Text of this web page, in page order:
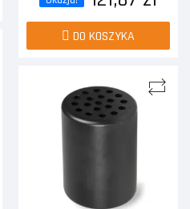
DO KOSZYKA